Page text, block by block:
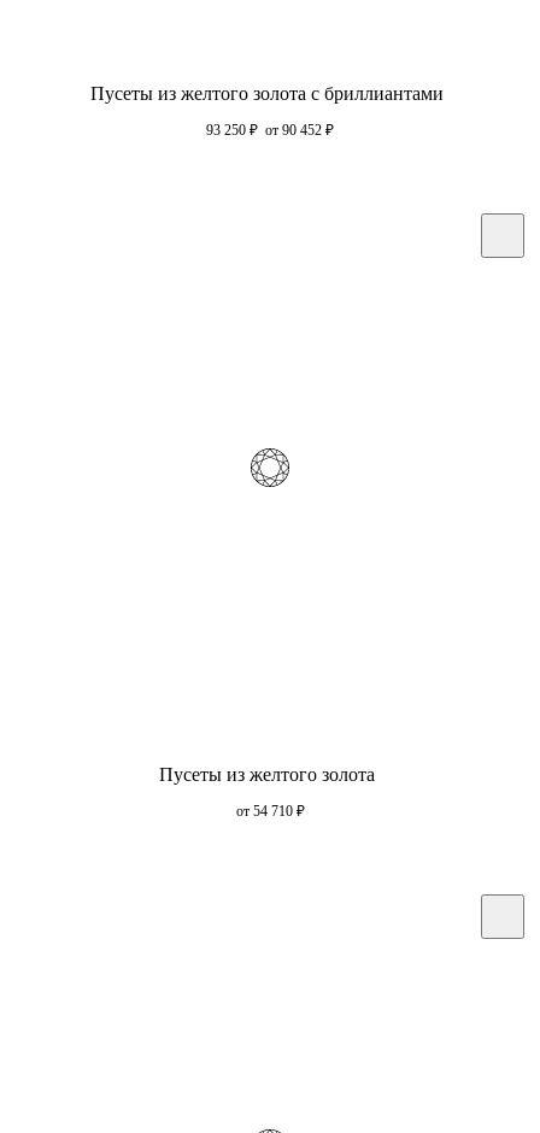
Пусеты из желтого золота с бриллиантами
93 250 ₽ от 90 452 ₽
Пусеты из желтого золота
от 54 710 ₽